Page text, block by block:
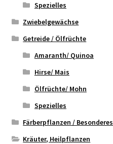
Spezielles
Zwiebelgewächse
Getreide / Ölfrüchte
Amaranth/ Quinoa
Hirse/ Mais
Ölfrüchte/ Mohn
Spezielles
Färberpflanzen / Besonderes
Kräuter, Heilpflanzen